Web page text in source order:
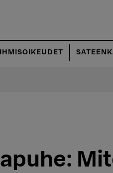
IHMISOIKEUDET